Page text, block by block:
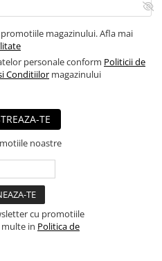
magazinului. Afla mai
personale conform Politicii de
Conditiilor magazinului
TE
noastre
cu promotiile
in Politica de